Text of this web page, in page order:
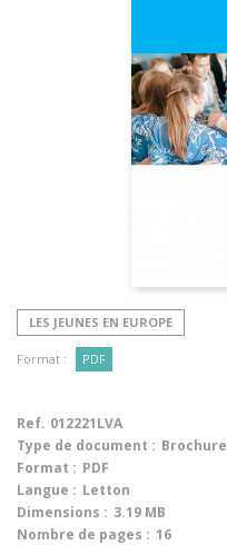
LES JEUNES EN EUROPE
Format : PDF
Ref. 012221LVA
Type de document : Brochure
Format : PDF
Langue : Letton
Dimensions : 3.19 MB
Nombre de pages : 16